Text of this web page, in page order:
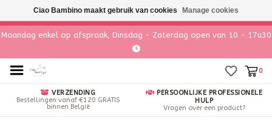
Maandag enkel op afspraak, Dinsdag - Zaterdag open van 10 - 17u30
0
VERZENDING
Bestellingen vanaf €120 GRATIS
binnen België
PERSOONLIJKE PROFESSIONELE
HULP
Vragen over een product?
Ciao Bambino maakt gebruik van cookies Manage cookies